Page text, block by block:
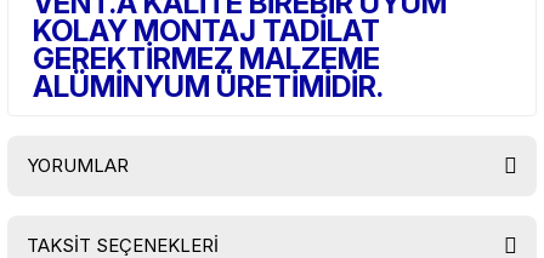
KOLAY MONTAJ TADİLAT
GEREKTİRMEZ MALZEME
ALÜMİNYUM ÜRETİMİDİR.
YORUMLAR
TAKSİT SEÇENEKLERİ